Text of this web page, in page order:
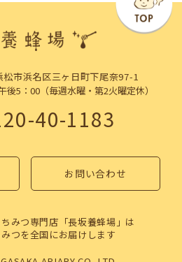
市浜名区三ヶ日町下尾奈97-1
後5：00（毎週水曜・第2火曜定休）
40-1183
お問い合わせ
みつ専門店「長坂養蜂場」は
つを全国にお届けします